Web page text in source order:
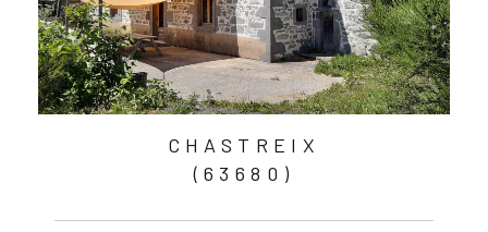
CHASTREIX
(63680)